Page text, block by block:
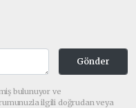
Gönder
bulunuyor ve
ilgili doğrudan veya